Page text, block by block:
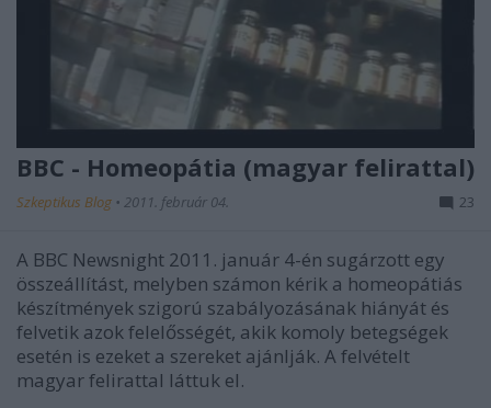
BBC - Homeopátia (magyar felirattal)
Szkeptikus Blog • 2011. február 04. 23
A BBC Newsnight 2011. január 4-én sugárzott egy
összeállítást, melyben számon kérik a homeopátiás
készítmények szigorú szabályozásának hiányát és
felvetik azok felelősségét, akik komoly betegségek
esetén is ezeket a szereket ajánlják. A felvételt
magyar felirattal láttuk el.